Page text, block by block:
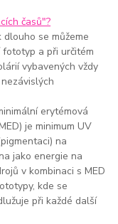
časů"?
se můžeme
a při určitém
vybavených vždy
erytémová
je minimum UV
na
jako energie na
v kombinaci s MED
kde se
při každé další